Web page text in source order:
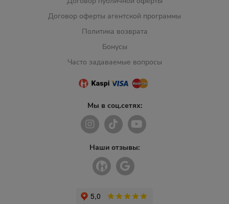
Договор оферты агентской программы
Политика возврата
Бонусы
Часто задаваемые вопросы
Мы в соц.сетях:
Наши отзывы: